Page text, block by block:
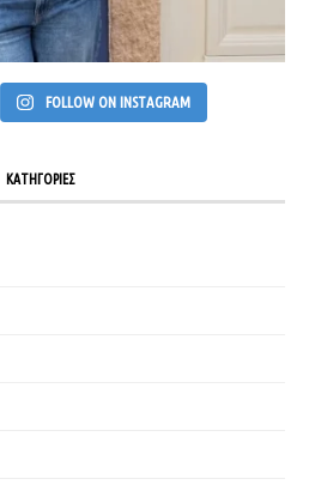
FOLLOW ON INSTAGRAM
ΚΑΤΗΓΟΡΙΕΣ